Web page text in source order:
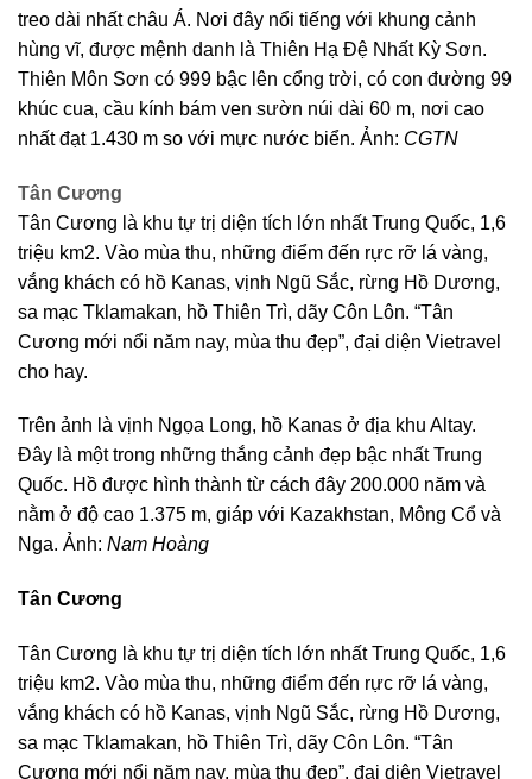
treo dài nhất châu Á. Nơi đây nổi tiếng với khung cảnh
hùng vĩ, được mệnh danh là Thiên Hạ Đệ Nhất Kỳ Sơn.
Thiên Môn Sơn có 999 bậc lên cổng trời, có con đường 99
khúc cua, cầu kính bám ven sườn núi dài 60 m, nơi cao
nhất đạt 1.430 m so với mực nước biển. Ảnh: CGTN
Tân Cương
Tân Cương là khu tự trị diện tích lớn nhất Trung Quốc, 1,6
triệu km2. Vào mùa thu, những điểm đến rực rỡ lá vàng,
vắng khách có hồ Kanas, vịnh Ngũ Sắc, rừng Hồ Dương,
sa mạc Tklamakan, hồ Thiên Trì, dãy Côn Lôn. “Tân
Cương mới nổi năm nay, mùa thu đẹp”, đại diện Vietravel
cho hay.
Trên ảnh là vịnh Ngọa Long, hồ Kanas ở địa khu Altay.
Đây là một trong những thắng cảnh đẹp bậc nhất Trung
Quốc. Hồ được hình thành từ cách đây 200.000 năm và
nằm ở độ cao 1.375 m, giáp với Kazakhstan, Mông Cổ và
Nga. Ảnh: Nam Hoàng
Tân Cương
Tân Cương là khu tự trị diện tích lớn nhất Trung Quốc, 1,6
triệu km2. Vào mùa thu, những điểm đến rực rỡ lá vàng,
vắng khách có hồ Kanas, vịnh Ngũ Sắc, rừng Hồ Dương,
sa mạc Tklamakan, hồ Thiên Trì, dãy Côn Lôn. “Tân
Cương mới nổi năm nay, mùa thu đẹp”, đại diện Vietravel